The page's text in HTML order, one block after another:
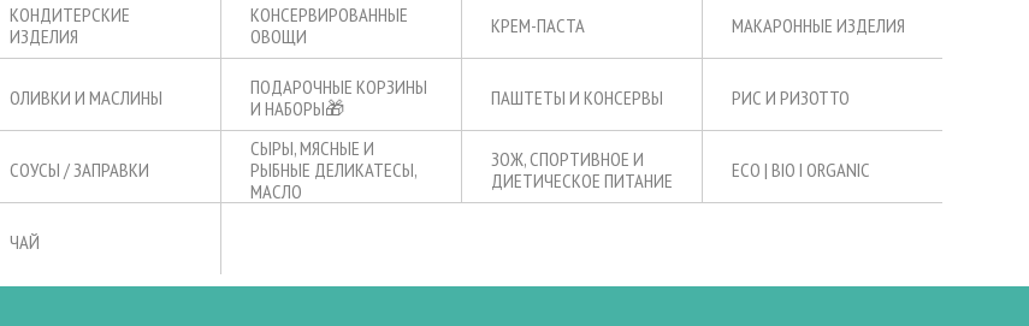
КОНДИТЕРСКИЕ
ИЗДЕЛИЯ
КОНСЕРВИРОВАННЫЕ
ОВОЩИ
КРЕМ-ПАСТА МАКАРОННЫЕ ИЗДЕЛИЯ
ОЛИВКИ И МАСЛИНЫ
ПОДАРОЧНЫЕ КОРЗИНЫ
И НАБОРЫ🎁
ПАШТЕТЫ И КОНСЕРВЫ РИС И РИЗОТТО
СОУСЫ / ЗАПРАВКИ
СЫРЫ, МЯСНЫЕ И
РЫБНЫЕ ДЕЛИКАТЕСЫ,
МАСЛО
ЗОЖ, СПОРТИВНОЕ И
ДИЕТИЧЕСКОЕ ПИТАНИЕ
ECO | BIO I ORGANIC
ЧАЙ